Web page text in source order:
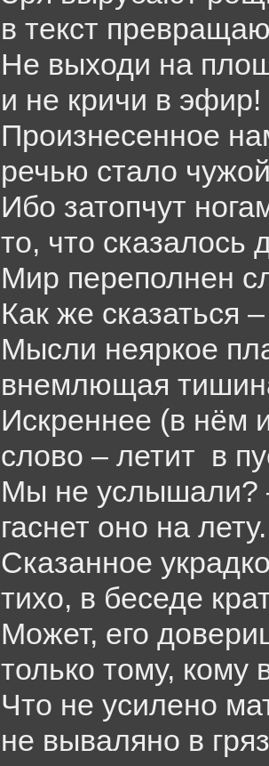
в текст
Не выходи на
и не кричи в эфир!
Произнесенное
речью стало
Ибо затопчут
то, что сказалось
Мир переполнен
Как же сказаться
Мысли неяркое
внемлющая
Искреннее (в нём
слово – летит в
Мы не услышали?
гаснет оно на лету.
Сказанное
тихо, в беседе
Может, его
только тому, кому
Что не усилено
не вываляно в